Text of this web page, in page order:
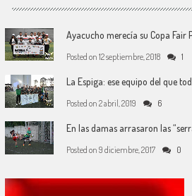
Ayacucho merecía su Copa Fair
Posted on 12 septiembre, 2018 1
La Espiga: ese equipo del que
Posted on 2 abril, 2019 6
En las damas arrasaron las
Posted on 9 diciembre, 2017 0